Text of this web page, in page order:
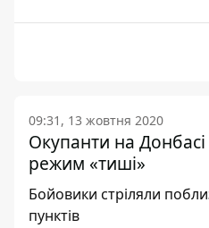
09:31, 13 жовтня 2020
Окупанти на
режим «тиші»
Бойовики стріляли
пунктів